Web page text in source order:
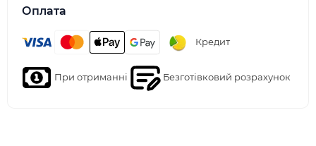
Оплата
Кредит
При отриманні Безготівковий розрахунок